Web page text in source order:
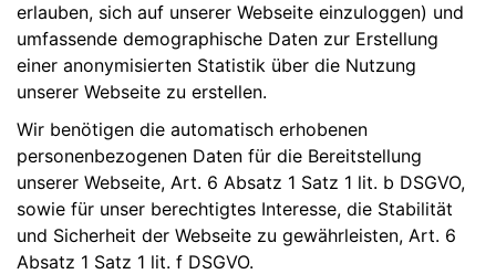
erlauben, sich auf unserer Webseite einzuloggen) und
umfassende demographische Daten zur Erstellung
einer anonymisierten Statistik über die Nutzung
unserer Webseite zu erstellen.
Wir benötigen die automatisch erhobenen
personenbezogenen Daten für die Bereitstellung
unserer Webseite, Art. 6 Absatz 1 Satz 1 lit. b DSGVO,
sowie für unser berechtigtes Interesse, die Stabilität
und Sicherheit der Webseite zu gewährleisten, Art. 6
Absatz 1 Satz 1 lit. f DSGVO.